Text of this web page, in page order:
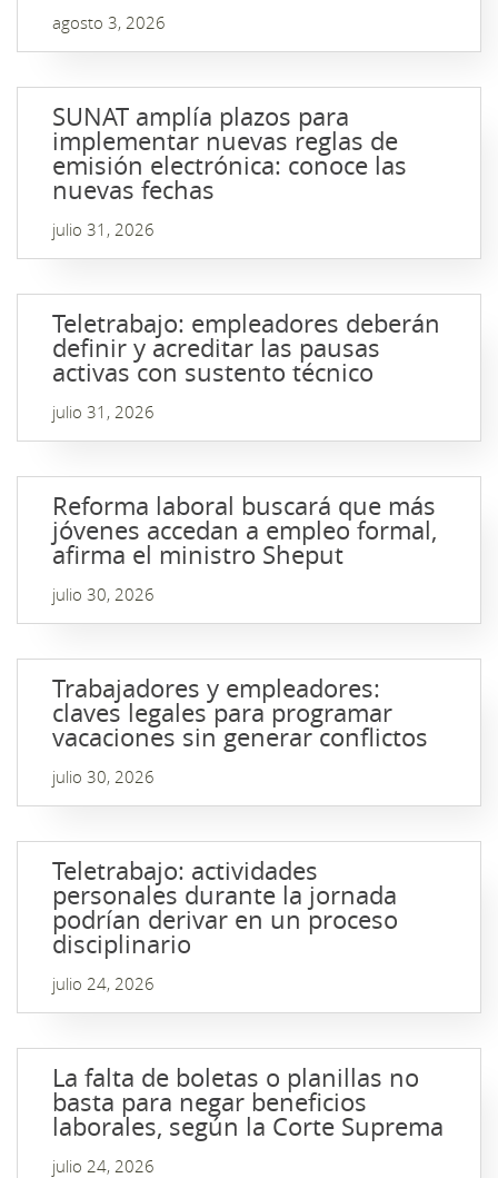
agosto 3, 2026
SUNAT amplía plazos para
implementar nuevas reglas de
emisión electrónica: conoce las
nuevas fechas
julio 31, 2026
Teletrabajo: empleadores deberán
definir y acreditar las pausas
activas con sustento técnico
julio 31, 2026
Reforma laboral buscará que más
jóvenes accedan a empleo formal,
afirma el ministro Sheput
julio 30, 2026
Trabajadores y empleadores:
claves legales para programar
vacaciones sin generar conflictos
julio 30, 2026
Teletrabajo: actividades
personales durante la jornada
podrían derivar en un proceso
disciplinario
julio 24, 2026
La falta de boletas o planillas no
basta para negar beneficios
laborales, según la Corte Suprema
julio 24, 2026